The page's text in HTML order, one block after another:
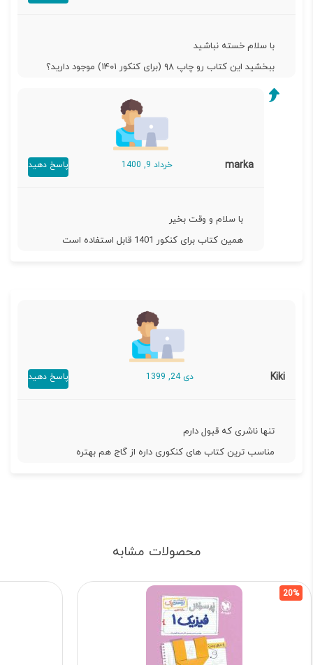
با سلام خسته نباشید
ببخشید این کتاب رو چاپ ۹۸ (برای کنکور ۱۴۰۱) موجود دارید؟
marka خرداد 9, 1400 پاسخ دهید
با سلام و وقت بخیر
همین کتاب برای کنکور 1401 قابل استفاده است
Kiki دی 24, 1399 پاسخ دهید
تنها ناشری که قبول دارم
مناسب ترین کتاب های کنکوری داره از گاج هم بهتره
محصولات مشابه
20%